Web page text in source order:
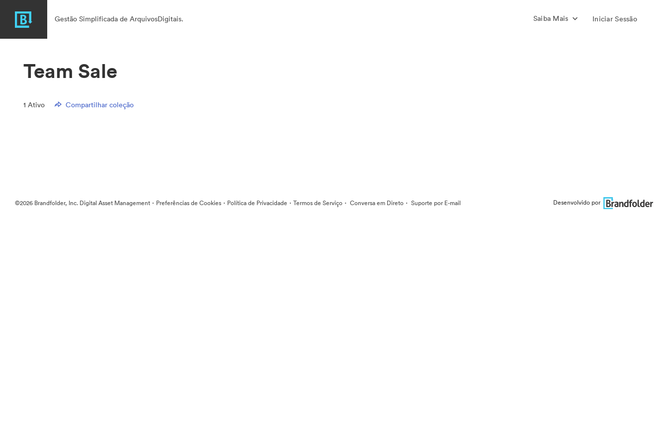
Gestão Simplificada de ArquivosDigitais. Saiba Mais Iniciar Sessão
Team Sale
1 Ativo Compartilhar coleção
©2026 Brandfolder, Inc. Digital Asset Management · Preferências de Cookies · Política de Privacidade · Termos de Serviço · Conversa em Direto · Suporte por E-mail Desenvolvido por